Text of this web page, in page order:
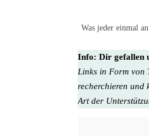
Was jeder einmal
Info: Dir gefallen
Links in Form von
recherchieren und
Art der